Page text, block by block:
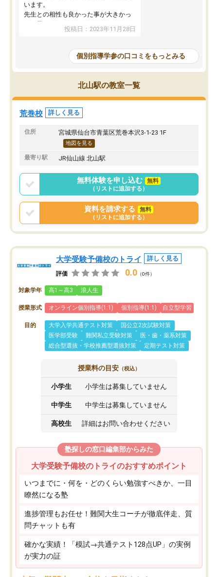
います。
先生との相性も良かった事が大きかっ
たと思います。
投稿日：2023年11月28日
個別指導学参の口コミをもっとみる
北山駅の教室一覧
荒巻校 詳しく見る
住所 宮城県仙台市青葉区荒巻本沢3-1-23 1F
地図を見る
最寄り駅 JR仙山線 北山駅
無料体験を申し込む
無料
（リストに追加する）
資料を請求する
無料
（リストに追加する）
大学受験予備校のトライ 詳しく見る
評価 0.0 （0件）
対象学年 高1～高3 浪人生
授業形式 オンライン個別指導(1:1) 個別指導(1:1) 自立型学習
目的 大学入学共通テスト対策
国公立2次試験対策
医学部受験
難関私立受験対策
医・歯・薬系対策
総合型選抜・学校推薦型選抜対策
定期テスト対策
授業料の目安 （税込）
小学生 小学生は募集していません
中学生 中学生は募集していません
高校生 詳細はお問い合わせください
塾探しの窓口編集部からみた
大学受験予備校のトライのおすすめポイント
いつまでに・何を・どのくらい勉強すべきか、一目
瞭然になる塾
進捗管理もお任せ！難関大生コーチが徹底伴走、質
問チャットも有
確かな実績！「模試→共通テスト128点UP」の実例
が実力の証